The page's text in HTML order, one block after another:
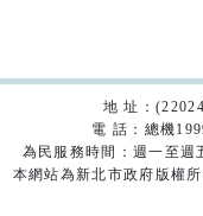
地 址：
電 話：總機
為民服務時間：週一至
本網站為新北市政府版權